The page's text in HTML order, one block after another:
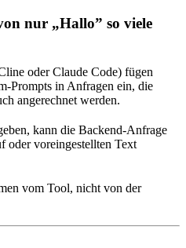
nur „Hallo” so viele
oder Claude Code) fügen
Prompts in Anfragen ein, die
angerechnet werden.
kann die Backend-Anfrage
oder voreingestellten Text
vom Tool, nicht von der